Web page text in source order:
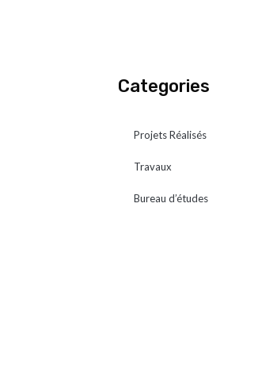
Categories
Projets Réalisés
Travaux
Bureau d’études